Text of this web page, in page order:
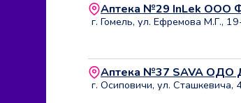
Аптека №29 InLek ООО
г. Гомель, ул. Ефремова М.Г.,
Аптека №37 SAVA
г. Осиповичи, ул. Сташкевича,